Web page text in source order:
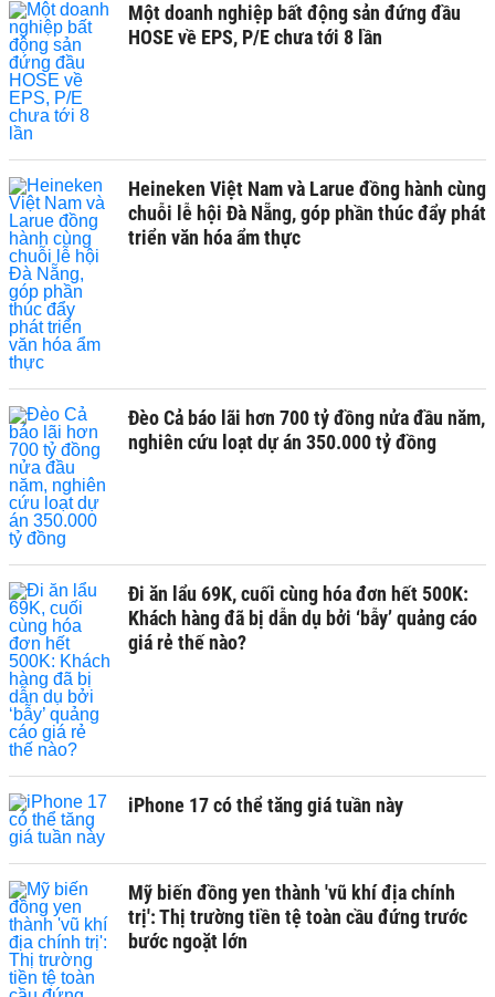
Một doanh nghiệp bất động sản đứng đầu
HOSE về EPS, P/E chưa tới 8 lần
Heineken Việt Nam và Larue đồng hành cùng
chuỗi lễ hội Đà Nẵng, góp phần thúc đẩy phát
triển văn hóa ẩm thực
Đèo Cả báo lãi hơn 700 tỷ đồng nửa đầu năm,
nghiên cứu loạt dự án 350.000 tỷ đồng
Đi ăn lẩu 69K, cuối cùng hóa đơn hết 500K:
Khách hàng đã bị dẫn dụ bởi ‘bẫy’ quảng cáo
giá rẻ thế nào?
iPhone 17 có thể tăng giá tuần này
Mỹ biến đồng yen thành 'vũ khí địa chính
trị': Thị trường tiền tệ toàn cầu đứng trước
bước ngoặt lớn